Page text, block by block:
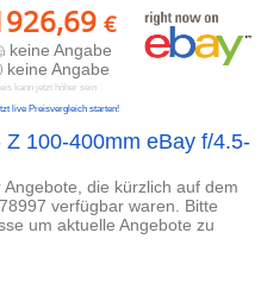
€
keine Angabe
keine Angabe
kann jetzt höher sein
live Preisvergleich starten!
100-400mm eBay f/4.5-
die kürzlich auf dem
verfügbar waren. Bitte
um aktuelle Angebote zu